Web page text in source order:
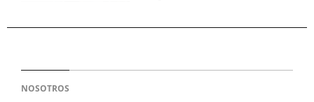
NOSOTROS